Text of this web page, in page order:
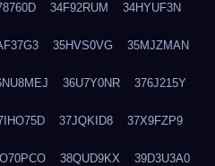
34F92RUM 34HYUF3N
35HVS0VG 35MJZMAN
36U7Y0NR 376J215Y
37JQKID8 37X9FZP9
38QUD9KX 39D3U3A0